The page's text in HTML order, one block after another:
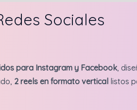
Sociales
para Instagram y Facebook,
2 reels en formato vertical listos